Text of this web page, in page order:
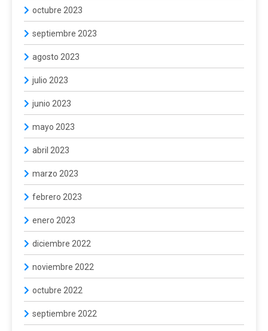
octubre 2023
septiembre 2023
agosto 2023
julio 2023
junio 2023
mayo 2023
abril 2023
marzo 2023
febrero 2023
enero 2023
diciembre 2022
noviembre 2022
octubre 2022
septiembre 2022